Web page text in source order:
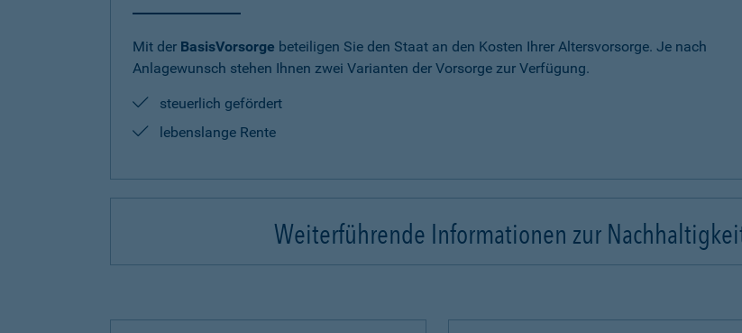
Mit der BasisVorsorge beteiligen Sie den Staat an den Kosten Ihrer Altersvorsorge. Je nach
Anlagewunsch stehen Ihnen zwei Varianten der Vorsorge zur Verfügung.
steuerlich gefördert
lebenslange Rente
Weiterführende Informationen zur